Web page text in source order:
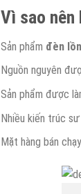
Vì sao nên
Sản phẩm đèn
Nguồn nguyên
Sản phẩm được
Nhiều kiến trúc
Mặt hàng bán